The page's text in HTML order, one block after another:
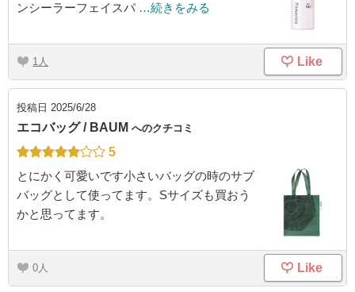
ンシーラーフェイスパ …続きをみる
1 Like
投稿日 2025/6/28
エコバッグ / BAUM へのクチコミ
5
とにかく可愛いです小さいバッグの時のサブ
バッグとして使ってます。Sサイズも買おう
かと思ってます。
0 Like